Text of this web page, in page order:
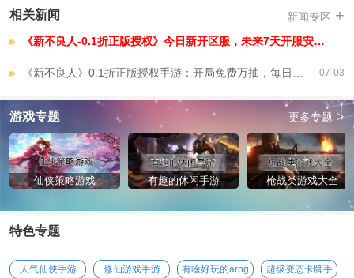
券
-超级加倍，超级资源特权，最高30倍系统玩法收益，无限资源，即购即
送，无限抽无限元宝无限体力
【新不良人-0.1折正版授权】VIP介绍
相关新闻 新闻专区 +
《新不良人-0.1折正版授权》今日新开区服，未来7天开服安排，已开区服
07-03
游戏专题 更多专题 >
仙侠策略游戏 有趣的休闲手游 枪战类游戏大全
特色专题
人气仙侠手游 修仙游戏手游
有啥好玩的arpg
超级变态卡牌手